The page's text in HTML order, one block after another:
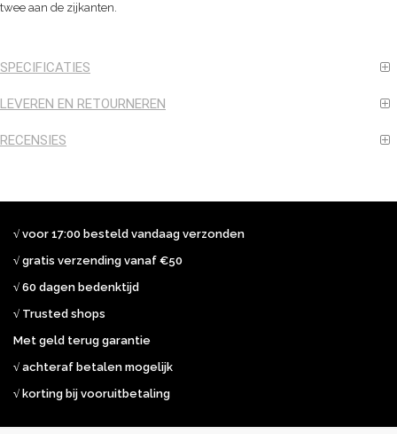
twee aan de zijkanten.
SPECIFICATIES
LEVEREN EN RETOURNEREN
RECENSIES
√ voor 17:00 besteld vandaag verzonden
√ gratis verzending vanaf €50
√ 60 dagen bedenktijd
√ Trusted shops
Met geld terug garantie
√ achteraf betalen mogelijk
√ korting bij vooruitbetaling